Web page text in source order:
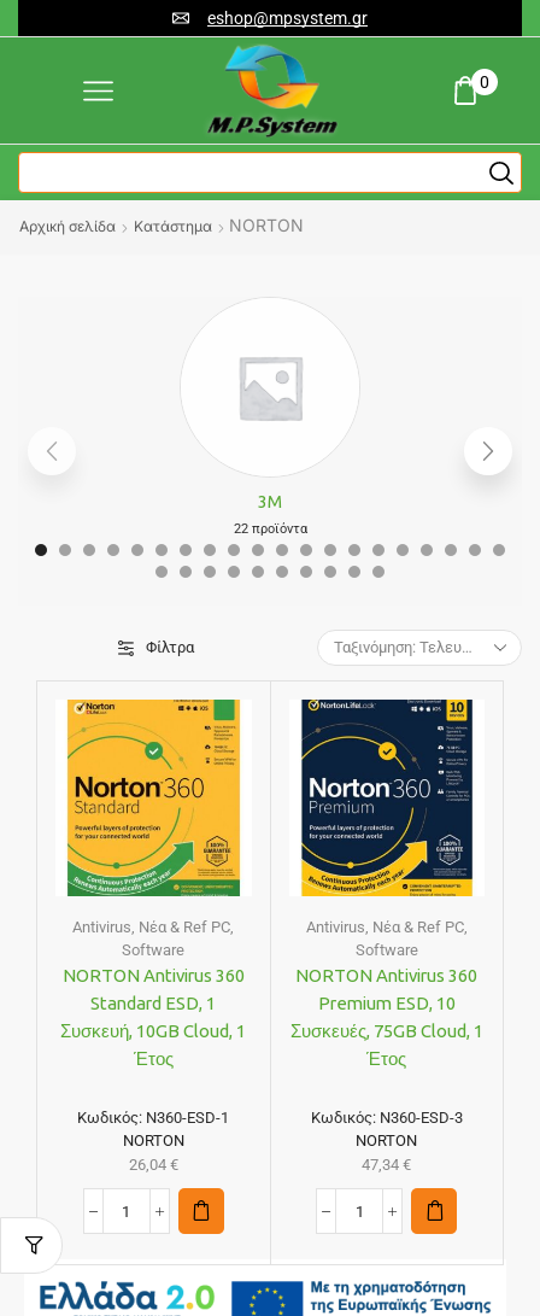
eshop@mpsystem.gr
0
Αρχική σελίδα Κατάστημα NORTON
3M
22 προϊόντα
Φίλτρα
Antivirus Νέα & Ref PC
Software
NORTON Antivirus 360
Standard ESD, 1
Συσκευή, 10GB Cloud, 1
Έτος
Κωδικός: N360-ESD-1
NORTON
26,04 €
Antivirus Νέα & Ref PC,
Software
NORTON Antivirus 360
Premium ESD, 10
Συσκευές, 75GB Cloud, 1
Έτος
Κωδικός: N360-ESD-3
NORTON
47,34€